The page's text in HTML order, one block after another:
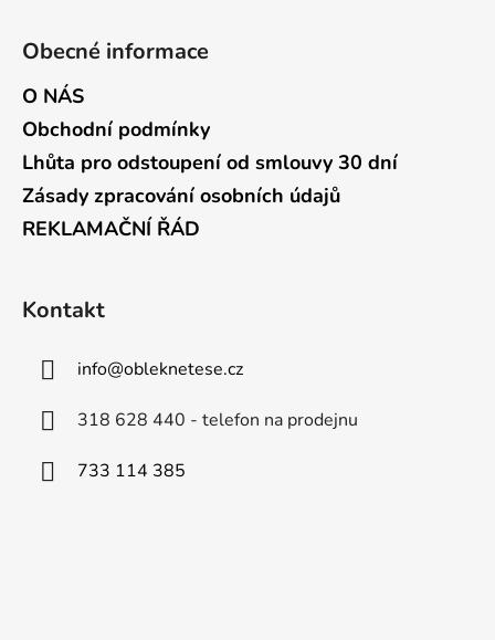
Obecné informace
O NÁS
Obchodní podmínky
Lhůta pro odstoupení od smlouvy 30 dní
Zásady zpracování osobních údajů
REKLAMAČNÍ ŘÁD
Kontakt
info@obleknetese.cz
318 628 440 - telefon na prodejnu
733 114 385